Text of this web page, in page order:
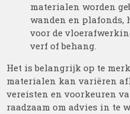
materialen worden
wanden en plafonds,
voor de
verf of behang.
Het is belangrijk op te
materialen kan variëren
vereisten en voorkeuren
raadzaam om advies in te